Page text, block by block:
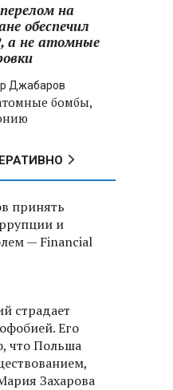
на
обеспечил
а не атомные
Джабаров
бомбы,
принять
и
— Financial
страдает
Его
что Польша
Захарова